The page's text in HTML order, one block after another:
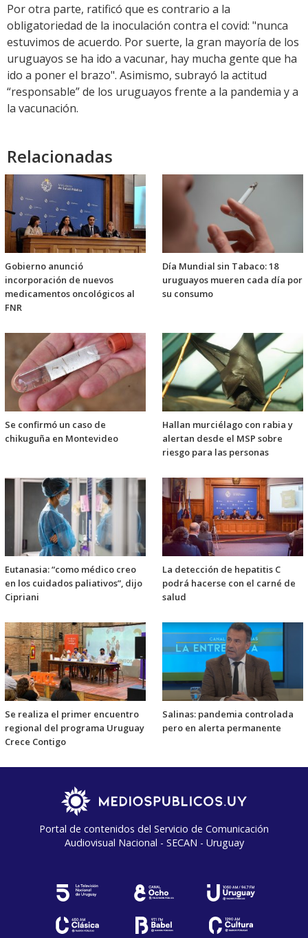
Por otra parte, ratificó que es contrario a la
obligatoriedad de la inoculación contra el covid: "nunca
estuvimos de acuerdo. Por suerte, la gran mayoría de los
uruguayos se ha ido a vacunar, hay mucha gente que ha
ido a poner el brazo". Asimismo, subrayó la actitud
“responsable” de los uruguayos frente a la pandemia y a
la vacunación.
Relacionadas
Gobierno anunció
incorporación de nuevos
medicamentos oncológicos al
FNR
Día Mundial sin Tabaco: 18
uruguayos mueren cada día por
su consumo
Se confirmó un caso de
chikuguña en Montevideo
Hallan murciélago con rabia y
alertan desde el MSP sobre
riesgo para las personas
Eutanasia: “como médico creo
en los cuidados paliativos”, dijo
Cipriani
La detección de hepatitis C
podrá hacerse con el carné de
salud
Se realiza el primer encuentro
regional del programa Uruguay
Crece Contigo
Salinas: pandemia controlada
pero en alerta permanente
Portal de contenidos del Servicio de Comunicación
Audiovisual Nacional - SECAN - Uruguay